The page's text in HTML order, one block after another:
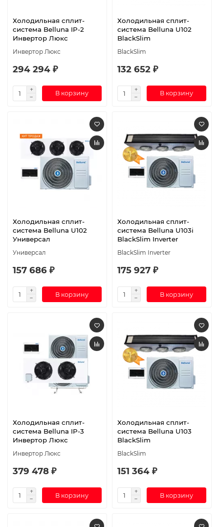
Холодильная сплит-
система Belluna IP-2
Инвертор Люкс
Инвертор Люкс
294 294 ₽
В корзину
Холодильная сплит-
система Belluna U102
BlackSlim
BlackSlim
132 652 ₽
В корзину
Холодильная сплит-
система Belluna U102
Универсал
Универсал
157 686 ₽
В корзину
Холодильная сплит-
система Belluna U103i
BlackSlim Inverter
BlackSlim Inverter
175 927 ₽
В корзину
Холодильная сплит-
система Belluna IP-3
Инвертор Люкс
Инвертор Люкс
379 478 ₽
В корзину
Холодильная сплит-
система Belluna U103
BlackSlim
BlackSlim
151 364 ₽
В корзину